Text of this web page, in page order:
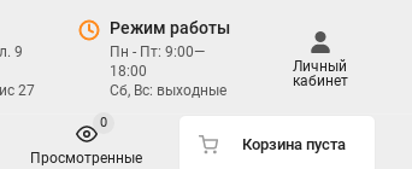
9
27
Режим работы
Пн - Пт: 9:00—
18:00
Сб, Вс: выходные
Личный
кабинет
Просмотренные
0
Корзина пуста